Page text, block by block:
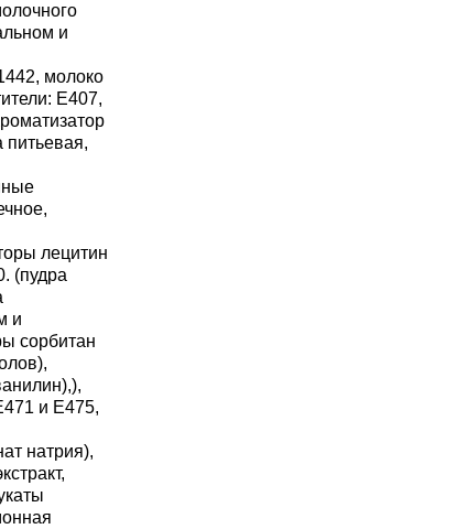
и
молоко
Е407,
лецитин
(пудра
и
сорбитан
и Е475,
натрия),